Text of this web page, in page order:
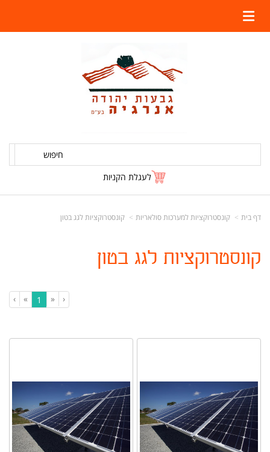
חיפוש
לעגלת הקניות
דף בית קונסטרוקציות למערכות סולאריות קונסטרוקציות לגג בטון
קונסטרוקציות לגג בטון
‹
«
1
»
›